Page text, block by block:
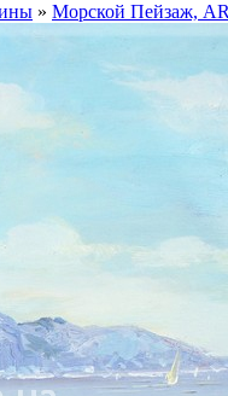
» Морской Пейзаж,